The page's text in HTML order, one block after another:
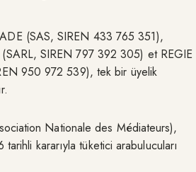
(SAS, SIREN 433 765 351),
SIREN 797 392 305) et REGIE
950 972 539), tek bir üyelik
Nationale des Médiateurs),
kararıyla tüketici arabulucuları